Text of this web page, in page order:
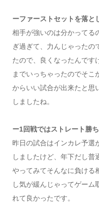
ーファーストセットを落と
相手が強いのは分かってる
ぎ過ぎて、力んじゃったの
たので、良くなったんです
までいっちゃったのでそこ
からいい試合が出来たと思
しましたね。
ー1回戦ではストレート勝
昨日の試合はインカレ予選
しましたけど、年下だし普
やってみてそんなに負ける
し気が緩んじゃってゲーム
れて良かったです。